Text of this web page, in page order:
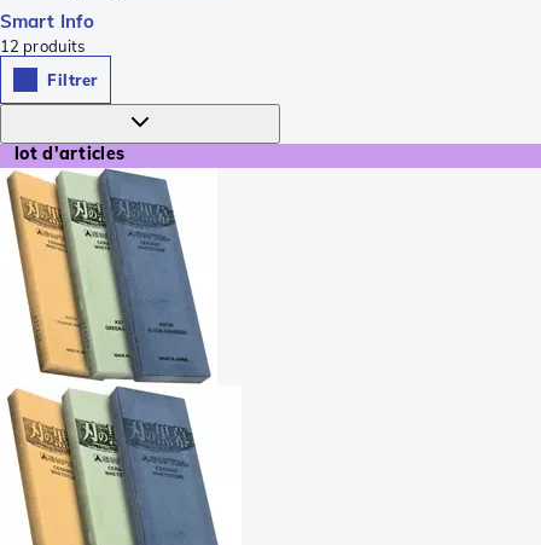
Smart Info
12 produits
Filtrer
lot d'articles